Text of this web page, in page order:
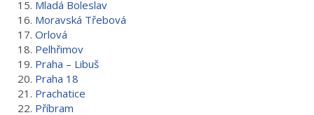
15. Mladá Boleslav
16. Moravská Třebová
17. Orlová
18. Pelhřimov
19. Praha – Libuš
20. Praha 18
21. Prachatice
22. Příbram